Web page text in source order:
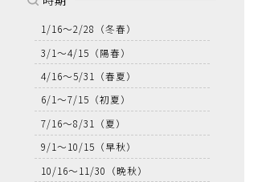
1/16～2/28 （冬春）
3/1～4/15 （陽春）
4/16～5/31
（春夏）
6/1～7/15 （初夏）
7/16～8/31
（夏）
9/1～10/15 （早秋）
10/16～11/30 （晩秋）